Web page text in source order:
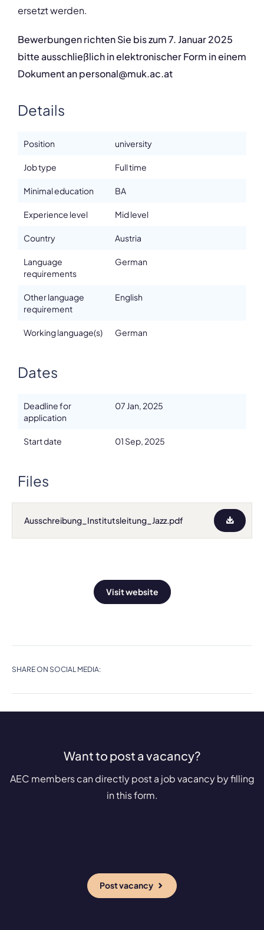
ersetzt werden.
Bewerbungen richten Sie bis zum 7. Januar 2025
bitte ausschließlich in elektronischer Form in einem
Dokument an personal@muk.ac.at
Details
Position university
Job type Full time
Minimal education BA
Experience level Mid level
Country Austria
Language
requirements
German
Other language
requirement
English
Working language(s) German
Dates
Deadline for
application
07 Jan, 2025
Start date 01 Sep, 2025
Files
Ausschreibung_Institutsleitung_Jazz.pdf
Visit website
SHARE ON SOCIAL MEDIA:
Want to post a vacancy?
AEC members can directly post a job vacancy by filling
in this form.
Post vacancy